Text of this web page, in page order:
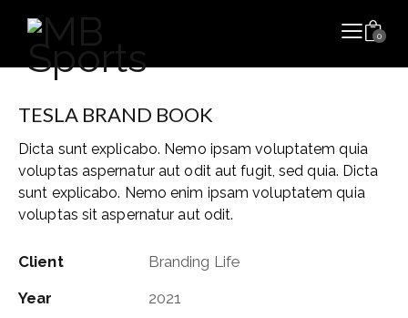
0
TESLA BRAND BOOK
Dicta sunt explicabo. Nemo ipsam voluptatem quia
voluptas aspernatur aut odit aut fugit, sed quia. Dicta
sunt explicabo. Nemo enim ipsam voluptatem quia
voluptas sit aspernatur aut odit.
Client
Branding Life
Year
2021